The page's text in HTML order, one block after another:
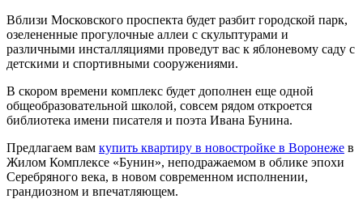
Вблизи Московского проспекта будет разбит городской парк,
озелененные прогулочные аллеи с скульптурами и
различными инсталляциями проведут вас к яблоневому саду с
детскими и спортивными сооружениями.
В скором времени комплекс будет дополнен еще одной
общеобразовательной школой, совсем рядом откроется
библиотека имени писателя и поэта Ивана Бунина.
Предлагаем вам купить квартиру в новостройке в Воронеже в
Жилом Комплексе «Бунин», неподражаемом в облике эпохи
Серебряного века, в новом современном исполнении,
грандиозном и впечатляющем.